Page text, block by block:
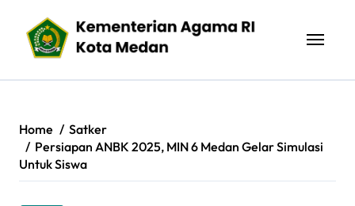
content
Home
Satker
Persiapan ANBK 2025, MIN 6 Medan Gelar Simulasi
Untuk Siswa